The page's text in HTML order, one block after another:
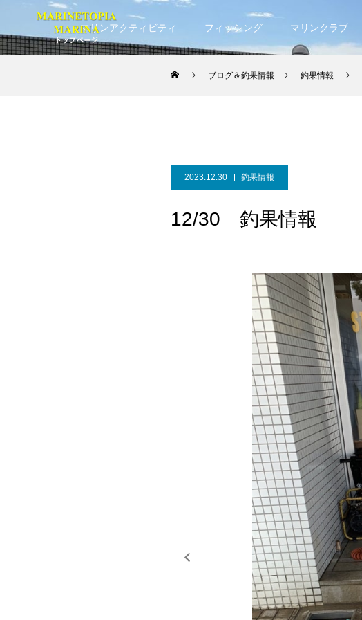
マリンアクティビティ フィッシング マリンクラブ
ブログ＆釣果情報 釣果情報
2023.12.30 釣果情報
12/30 釣果情報